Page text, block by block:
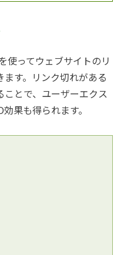
使ってウェブサイトのリ
す。リンク切れがある
とで、ユーザーエクス
果も得られます。